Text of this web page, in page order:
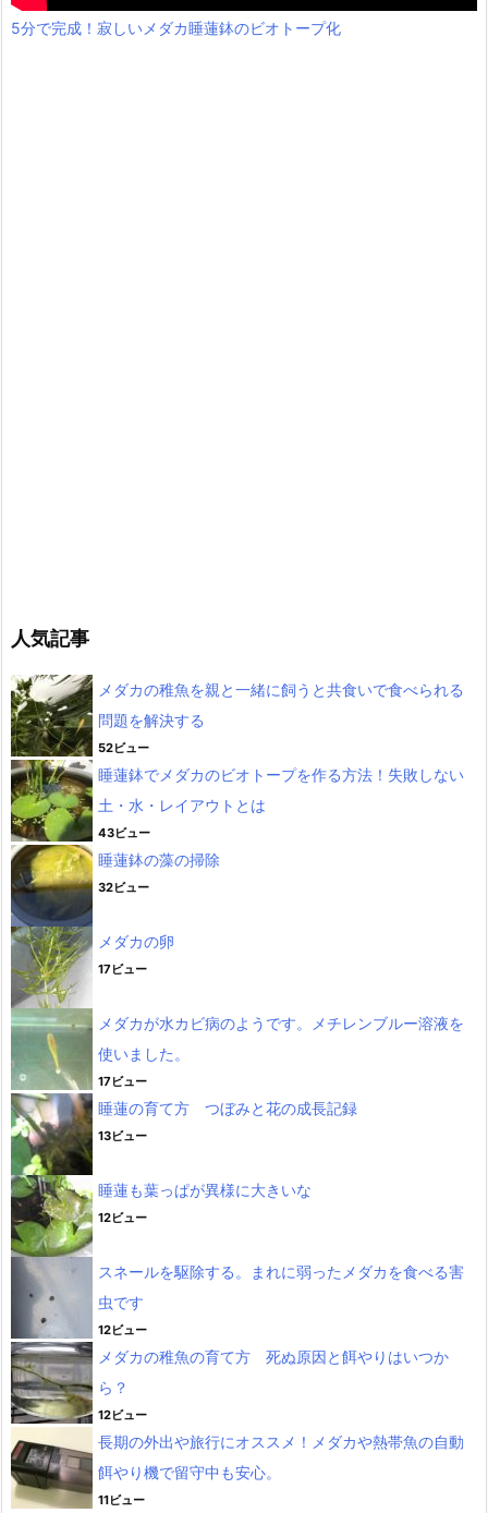
5分で完成！寂しいメダカ睡蓮鉢のビオトープ化
人気記事
メダカの稚魚を親と一緒に飼うと共食いで食べられる
問題を解決する
52ビュー
睡蓮鉢でメダカのビオトープを作る方法！失敗しない
土・水・レイアウトとは
43ビュー
睡蓮鉢の藻の掃除
32ビュー
メダカの卵
17ビュー
メダカが水カビ病のようです。メチレンブルー溶液を
使いました。
17ビュー
睡蓮の育て方 つぼみと花の成長記録
13ビュー
睡蓮も葉っぱが異様に大きいな
12ビュー
スネールを駆除する。まれに弱ったメダカを食べる害
虫です
12ビュー
メダカの稚魚の育て方 死ぬ原因と餌やりはいつか
ら？
12ビュー
長期の外出や旅行にオススメ！メダカや熱帯魚の自動
餌やり機で留守中も安心。
11ビュー